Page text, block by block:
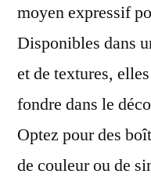
moyen expressif
Disponibles dans
et de textures,
fondre dans le
Optez pour des
de couleur ou de